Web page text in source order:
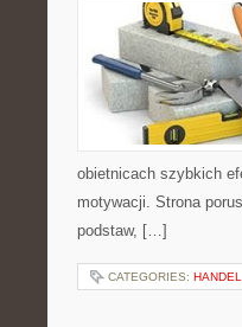
obietnicach szybkich
motywacji. Strona
podstaw, […]
CATEGORIES: HANDEL